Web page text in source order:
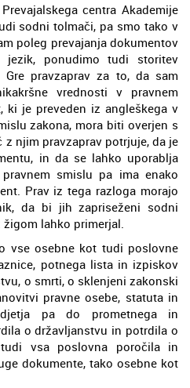
centra Akademije
sodni tolmači, pa smo tako v
poleg prevajanja dokumentov
ponudimo tudi storitev
pravzaprav za to, da sam
vrednosti v pravnem
ki je preveden iz angleškega v
zakona, mora biti overjen s
njim pravzaprav potrjuje, da je
in da se lahko uporablja
smislu pa ima enako
Prav iz tega razloga morajo
da bi jih zapriseženi sodni
lahko primerjal.
vse osebne kot tudi poslovne
potnega lista in izpiskov
o smrti, o sklenjeni zakonski
pravne osebe, statuta in
pa do prometnega in
o državljanstvu in potrdila o
vsa poslovna poročila in
dokumente, tako osebne kot